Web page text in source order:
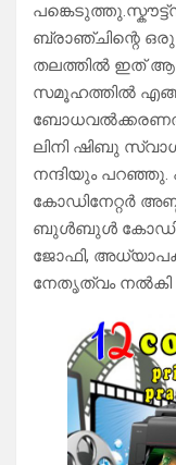
ബ്രാഞ്ചിന്റെ
തലത്തിൽ ഇത്
സമൂഹത്തിൽ
ലിനി ഷിബു
നന്ദിയും പറഞ്ഞു.
കോഡിനേറ്റർ
ബുൾബുൾ
ജോഫി,
നേതൃത്വം നൽകി